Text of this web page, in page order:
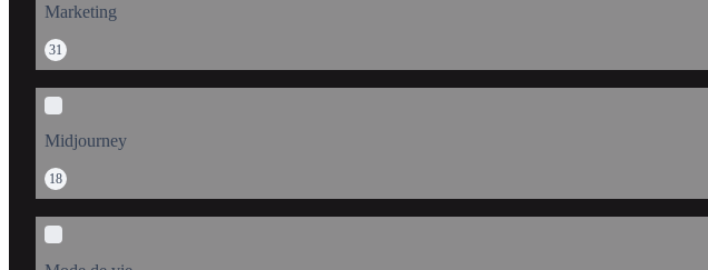
Marketing
31
Midjourney
18